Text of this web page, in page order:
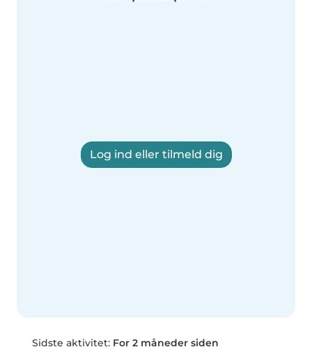
Log ind eller tilmeld dig
Sidste aktivitet: For 2 måneder siden